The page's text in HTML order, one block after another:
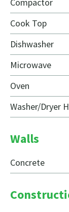
Cook Top
Dishwasher
Microwave
Oven
Washer/Dryer
Walls
Concrete